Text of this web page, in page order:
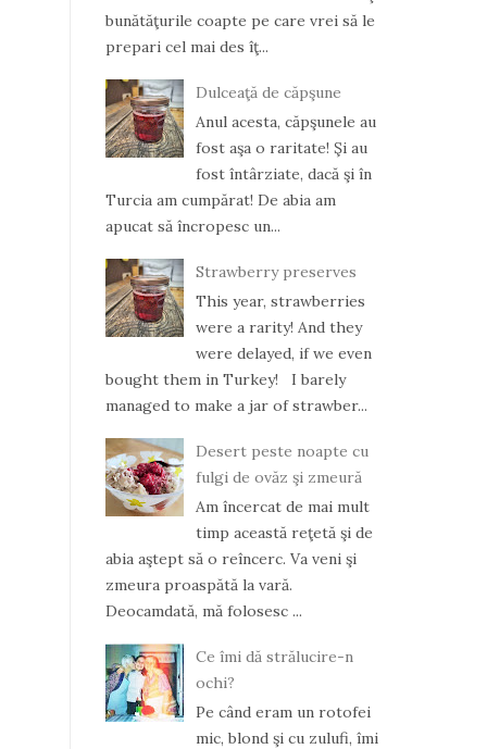
bunătăţurile coapte pe care vrei să le
prepari cel mai des îţ...
Dulceaţă de căpşune
Anul acesta, căpşunele au
fost aşa o raritate! Şi au
fost întârziate, dacă şi în
Turcia am cumpărat! De abia am
apucat să încropesc un...
Strawberry preserves
This year, strawberries
were a rarity! And they
were delayed, if we even
bought them in Turkey! I barely
managed to make a jar of strawber...
Desert peste noapte cu
fulgi de ovăz şi zmeură
Am încercat de mai mult
timp această reţetă şi de
abia aştept să o reîncerc. Va veni şi
zmeura proaspătă la vară.
Deocamdată, mă folosesc ...
Ce îmi dă strălucire-n
ochi?
Pe când eram un rotofei
mic, blond şi cu zulufi, îmi